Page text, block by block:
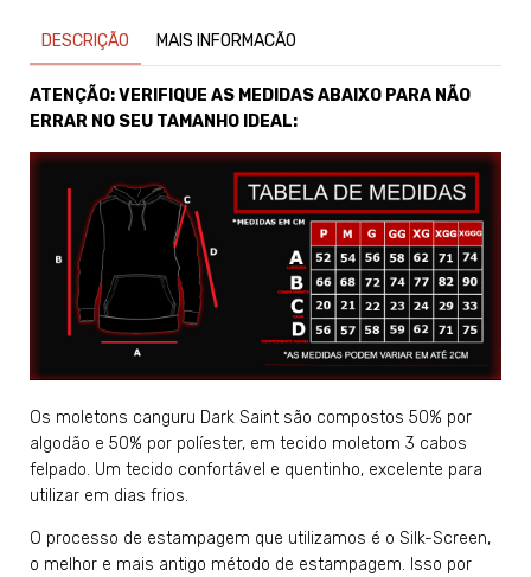
DESCRIÇÃO MAIS INFORMACÃO
ATENÇÃO: VERIFIQUE AS MEDIDAS ABAIXO PARA NÃO
ERRAR NO SEU TAMANHO IDEAL:
Os moletons canguru Dark Saint são compostos 50% por
algodão e 50% por políester, em tecido moletom 3 cabos
felpado. Um tecido confortável e quentinho, excelente para
utilizar em dias frios.
O processo de estampagem que utilizamos é o Silk-Screen,
o melhor e mais antigo método de estampagem. Isso por